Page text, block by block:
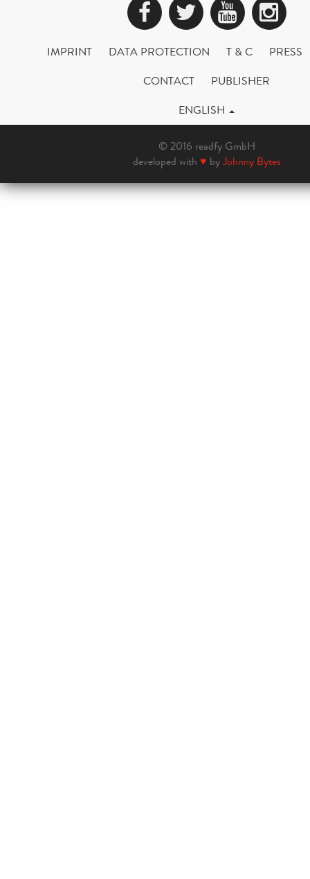
Facebook
Twitter
IMPRINT DATA PROTECTION T & C
PRESS
CONTACT
PUBLISHER
ENGLISH
© 2016 readfy GmbH
developed with ♥ byJohnny Bytes